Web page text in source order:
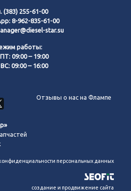
(383) 255-61-00
8-962-835-61-00
star.su
работы:
09:00 – 19:00
09:00 – 16:00
Отзывы о нас на Флампе
персональных данных
создание и продвижение сайта